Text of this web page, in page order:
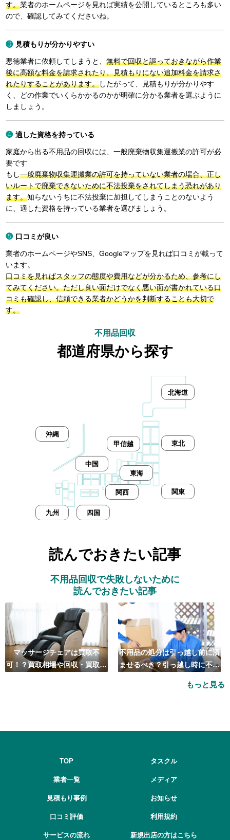
す。業者のホームページを見れば実績を公開しているところも多い
ので、確認してみてくださいね。
見積もりが分かりやすい
悪徳業者に依頼してしまうと、無料で回収と謳っておきながら作業
後に高額な料金を請求されたり、見積もりにない追加料金を請求さ
れたりすることがあります。したがって、見積もりが分かりやす
く、どの作業でいくらかかるのかが明確に分かる業者を選ぶように
しましょう。
適した資格を持っている
家庭から出る不用品の回収には、一般廃棄物収集運搬業の許可が必
要です
もし一般廃棄物収集運搬業の許可を持っていない業者の場合、正し
いルートで廃棄できないために不法投棄をされてしまう恐れがあり
ます。知らないうちに不法投棄に加担してしまうことのないよう
に、適した資格を持っている業者を選びましょう。
口コミが良い
業者のホームページやSNS、Googleマップを見れば口コミが載って
います。
口コミを見ればスタッフの態度や費用などが分かるため、参考にし
てみてください。ただし良い面だけでなく悪い面が書かれている口
コミも確認し、信頼できる業者かどうかを判断することも大切で
す。
不用品回収
都道府県から探す
北海道
東北
甲信越
東海
関東
関西
中国
四国
九州
沖縄
読んでおきたい記事
不用品回収で失敗しないために
読んでおきたい記事
マッサージチェアは買取不
可！？買取相場や回収・買取の
不用品の処分は引っ越し前に済
ませるべき？引っ越し時に不用
もっと見る
TOP
業者一覧
見積もり事例
口コミ評価
サービスの流れ
タスクル
メディア
お知らせ
利用規約
新規出店の方はこちら